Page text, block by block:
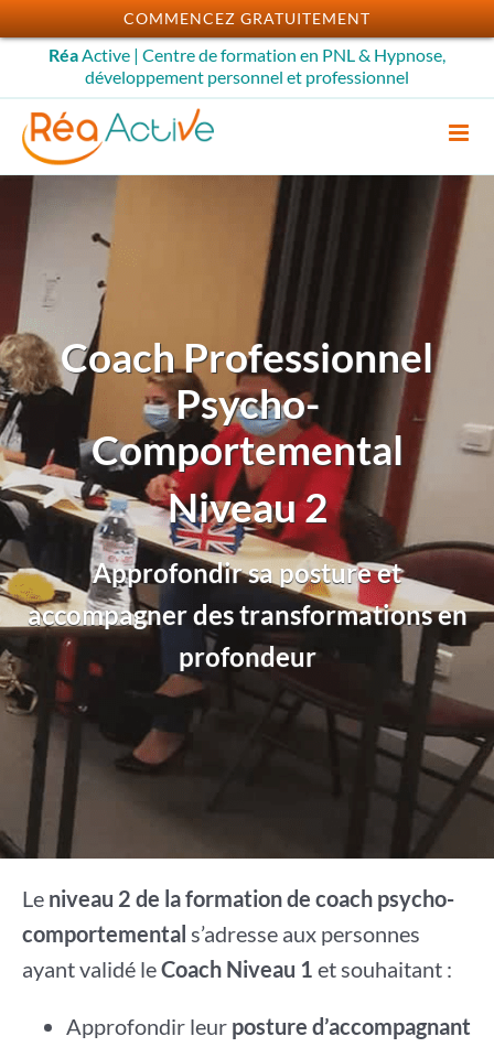
Passer
au
contenu
RéaActive | Centre de formation en PNL & Hypnose,
développement personnel et professionnel
Coach Professionnel
Psycho-
Comportemental
Niveau 2
Approfondir sa posture et
accompagner des transformations en
profondeur
Le niveau 2 de la formation de coach psycho-
comportemental s’adresse aux personnes
ayant validé leCoach Niveau 1 et souhaitant :
Approfondir leur posture d’accompagnant
COMMENCEZ GRATUITEMENT